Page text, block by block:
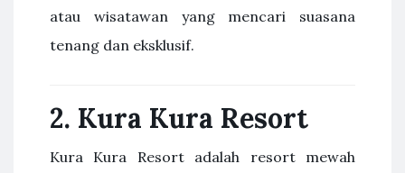
atau wisatawan yang mencari suasana
tenang dan eksklusif.
2. Kura Kura Resort
Kura Kura Resort adalah resort mewah